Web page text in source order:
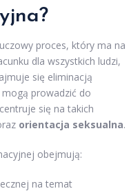
proces, który ma na
dla wszystkich ludzi,
się eliminacją
prowadzić do
się na takich
orientacja seksualna.
obejmują:
na temat